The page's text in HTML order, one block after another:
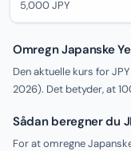
5,000 JPY
Omregn Japanske
Den aktuelle kurs for
2026). Det betyder, at
Sådan beregner du
For at omregne